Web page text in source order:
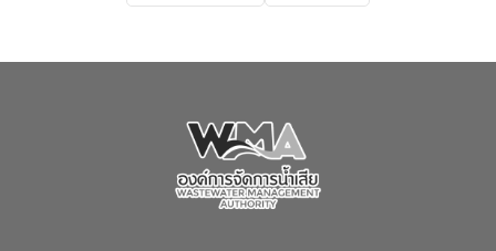
ณ เทศบาลตำบลบางเลน จังหวัดนครปฐม